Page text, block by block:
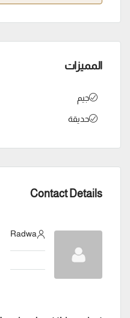
المميزات
جيم
حديقة
Contact Details
Radwa